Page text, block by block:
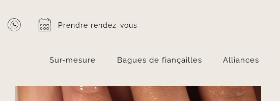
au
contenu
Prendre rendez-vous
Sur-mesure Bagues de fiançailles Alliances